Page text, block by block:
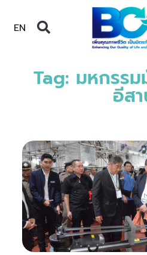
EN
Tag: มหกรร
อีส